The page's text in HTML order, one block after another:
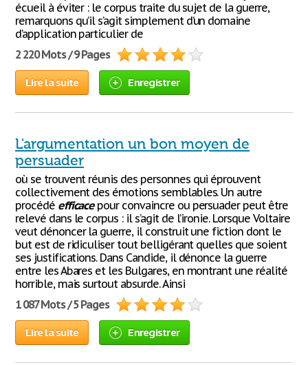
écueil à éviter : le corpus traite du sujet de la guerre,
remarquons qu’il s’agit simplement d’un domaine
d’application particulier de
2 220 Mots / 9 Pages
Lire la suite Enregistrer
L'argumentation un bon moyen de
persuader
où se trouvent réunis des personnes qui éprouvent
collectivement des émotions semblables. Un autre
procédé efficacepour convaincre ou persuader peut être
relevé dans le corpus : il s’agit de l’ironie. Lorsque Voltaire
veut dénoncer la guerre, il construit une fiction dont le
but est de ridiculiser tout belligérant quelles que soient
ses justifications. Dans Candide, il dénonce la guerre
entre les Abares et les Bulgares, en montrant une réalité
horrible, mais surtout absurde. Ainsi
1 087 Mots / 5 Pages
Lire la suite Enregistrer